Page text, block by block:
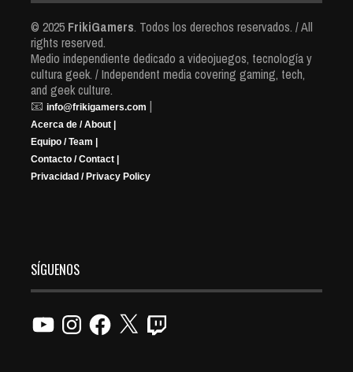
© 2025 FrikiGamers. Todos los derechos reservados. / All
rights reserved.
Medio independiente dedicado a videojuegos, tecnología y
cultura geek. / Independent media covering gaming, tech,
and geek culture.
📧 info@frikigamers.com |
Acerca de / About |
Equipo / Team |
Contacto / Contact |
Privacidad / Privacy Policy
SÍGUENOS
YouTubeInstagramFacebook
X Twitch